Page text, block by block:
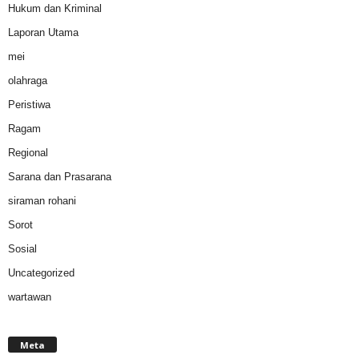
Hukum dan Kriminal
Laporan Utama
mei
olahraga
Peristiwa
Ragam
Regional
Sarana dan Prasarana
siraman rohani
Sorot
Sosial
Uncategorized
wartawan
Meta